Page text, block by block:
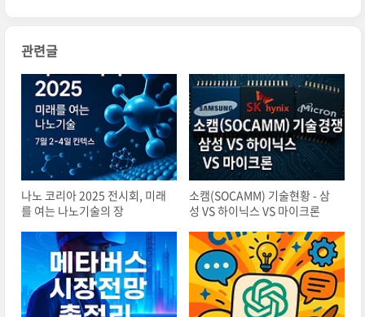
관련글
나노 코리아 2025 전시회, 미래
를 여는 나노기술의 장
소캠(SOCAMM) 기술현황 - 삼
성 VS 하이닉스 VS 마이크론